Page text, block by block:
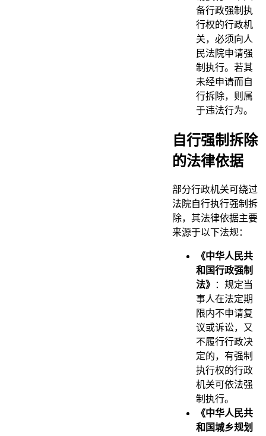
备行政强制执
行权的行政机
关，必须向人
民法院申请强
制执行。若其
未经申请而自
行拆除，则属
于违法行为。
自行强制拆除
的法律依据
部分行政机关可绕过
法院自行执行强制拆
除，其法律依据主要
来源于以下法规：
《中华人民共
和国行政强制
法》
：规定当
事人在法定期
限内不申请复
议或诉讼，又
不履行行政决
定的，有强制
执行权的行政
机关可依法强
制执行。
《中华人民共
和国城乡规划